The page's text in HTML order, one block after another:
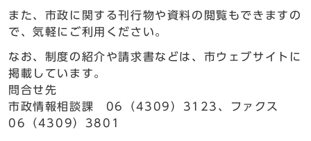
また、市政に関する刊行物や資料の閲覧もできますの
で、気軽にご利用ください。
なお、制度の紹介や請求書などは、市ウェブサイトに
掲載しています。
問合せ先
市政情報相談課 06（4309）3123、ファクス
06（4309）3801